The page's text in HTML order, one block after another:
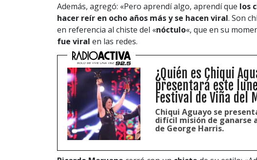
Además, agregó: «Pero aprendí algo, aprendí que los
hacer reír en ocho años más y se hacen viral. Son
en referencia al chiste del «nóctulo«, que en su
fue viral en las redes.
¿Quién es Chiqui
presentará este
Festival de Viña del
Chiqui Aguayo se
difícil misión de ganarse
de George Harris.